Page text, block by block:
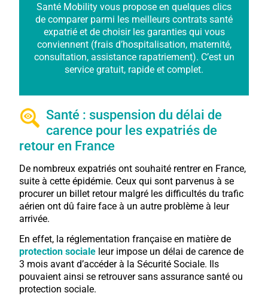
Santé Mobility vous propose en quelques clics
de comparer parmi les meilleurs contrats santé
expatrié et de choisir les garanties qui vous
conviennent (frais d’hospitalisation, maternité,
consultation, assistance rapatriement). C’est un
service gratuit, rapide et complet.
Santé : suspension du délai de
carence pour les expatriés de
retour en France
De nombreux expatriés ont souhaité rentrer en France,
suite à cette épidémie. Ceux qui sont parvenus à se
procurer un billet retour malgré les difficultés du trafic
aérien ont dû faire face à un autre problème à leur
arrivée.
En effet, la réglementation française en matière de
protection sociale leur impose un délai de carence de
3 mois avant d’accéder à la Sécurité Sociale. Ils
pouvaient ainsi se retrouver sans assurance santé ou
protection sociale.